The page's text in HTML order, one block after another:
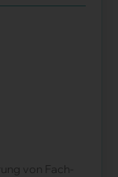
von Fach-